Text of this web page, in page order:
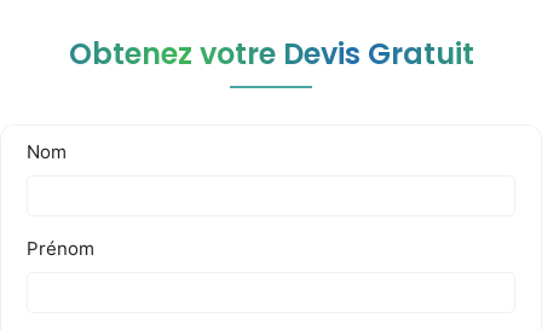
Obtenez votre Devis Gratuit